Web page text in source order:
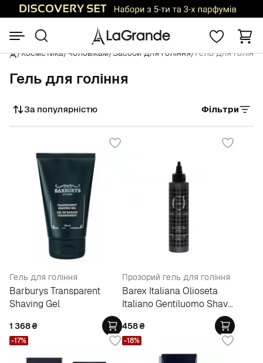
/Косметика/Чоловікам/Засоби для гоління/Гель для гоління
Гель для гоління
Сортувати
За популярністю Фільтри
Гель для гоління
Barburys Transparent
Shaving Gel
1 368₴
Прозорий гель для гоління
Barex Italiana Olioseta
Italiano Gentiluomo Shave
458₴
-17% -18%